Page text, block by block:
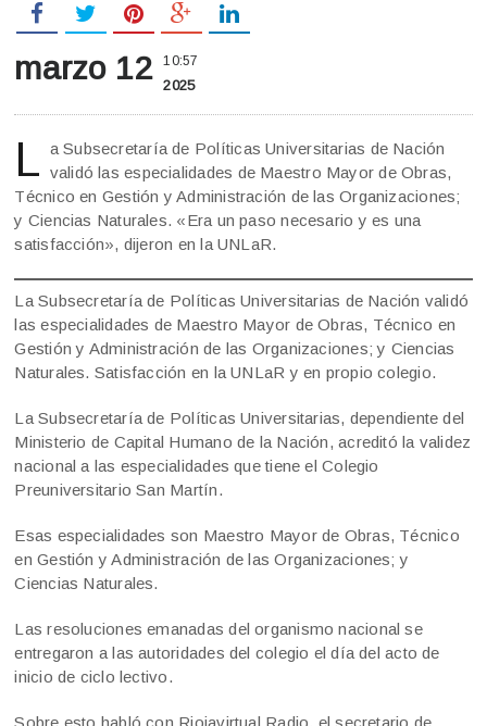
marzo 12 10:57
2025
L a Subsecretaría de Políticas Universitarias de Nación
validó las especialidades de Maestro Mayor de Obras,
Técnico en Gestión y Administración de las Organizaciones;
y Ciencias Naturales. «Era un paso necesario y es una
satisfacción», dijeron en la UNLaR.
La Subsecretaría de Políticas Universitarias de Nación validó
las especialidades de Maestro Mayor de Obras, Técnico en
Gestión y Administración de las Organizaciones; y Ciencias
Naturales. Satisfacción en la UNLaR y en propio colegio.
La Subsecretaría de Políticas Universitarias, dependiente del
Ministerio de Capital Humano de la Nación, acreditó la validez
nacional a las especialidades que tiene el Colegio
Preuniversitario San Martín.
Esas especialidades son Maestro Mayor de Obras, Técnico
en Gestión y Administración de las Organizaciones; y
Ciencias Naturales.
Las resoluciones emanadas del organismo nacional se
entregaron a las autoridades del colegio el día del acto de
inicio de ciclo lectivo.